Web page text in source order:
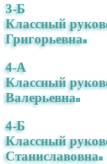
3-Б
Классный
Григорьевна
4-А
Классный
Валерьевна
4-Б
Классный
Станиславовна